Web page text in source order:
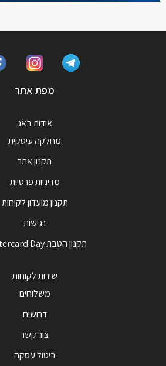
מפת אתר
אודות באג
מחלקה עיסקית
תקנון אתר
מדיניות פרטיות
תקנון מועדון לקוחות
נגישות
תקנון הטבת Mastercard Day
שירות לקוחות
משלוחים
דרושים
צור קשר
ביטול עסקה